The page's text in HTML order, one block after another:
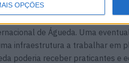
OPÇÕES
do Turismo, Pedro Machado, e
deram o mote para
de Águeda. Uma
infraestrutura a trabalhar em
poderia receber praticantes e